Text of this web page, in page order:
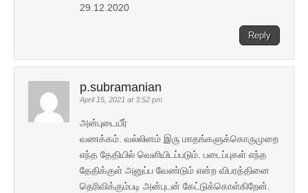
29.12.2020
Reply
p.subramanian
April 15, 2021 at 3:52 pm
அன்புடையீர்
வணக்கம். வல்லினம் இரு மாதங்களுக்கொருமுறை
எந்த தேதியில் வெளியிடப்படும். படைப்புகள் எந்த
தேதிக்குள் அனுப்ப வேண்டும் என்ற விபரத்தினை
தெரிவிக்கும்படி அன்புடன் கேட்டுக்கொள்கிறேன்.